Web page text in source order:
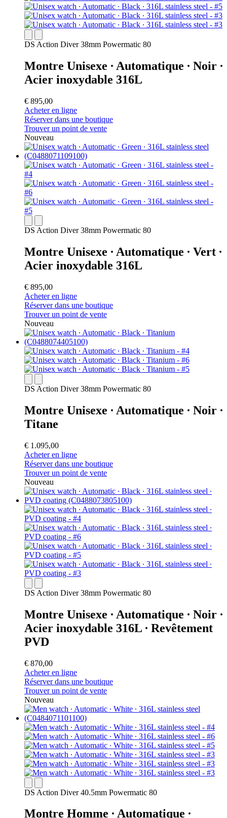
DS Action Diver 38mm Powermatic 80
Montre Unisexe ∙ Automatique ∙ Noir ∙
Acier inoxydable 316L
€ 895,00
Acheter en ligne
Réserver dans une boutique
Trouver un point de vente
Nouveau
DS Action Diver 38mm Powermatic 80
Montre Unisexe ∙ Automatique ∙ Vert ∙
Acier inoxydable 316L
€ 895,00
Acheter en ligne
Réserver dans une boutique
Trouver un point de vente
Nouveau
DS Action Diver 38mm Powermatic 80
Montre Unisexe ∙ Automatique ∙ Noir ∙
Titane
€ 1.095,00
Acheter en ligne
Réserver dans une boutique
Trouver un point de vente
Nouveau
DS Action Diver 38mm Powermatic 80
Montre Unisexe ∙ Automatique ∙ Noir ∙
Acier inoxydable 316L ∙ Revêtement
PVD
€ 870,00
Acheter en ligne
Réserver dans une boutique
Trouver un point de vente
Nouveau
DS Action Diver 40.5mm Powermatic 80
Montre Homme ∙ Automatique ∙